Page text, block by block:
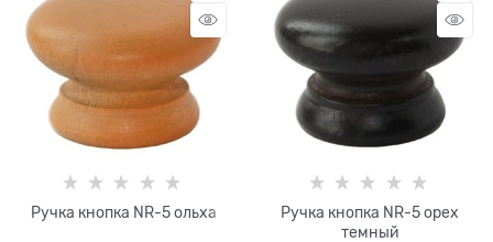
Ручка кнопка NR-5 ольха
Ручка кнопка NR-5 орех
темный